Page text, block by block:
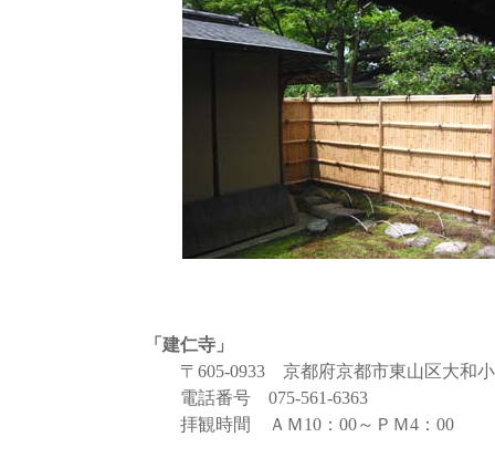
「建仁寺」
〒605-0933 京都府京都市東山区大和小
電話番号 075-561-6363
拝観時間 ＡＭ10：00～ＰＭ4：00